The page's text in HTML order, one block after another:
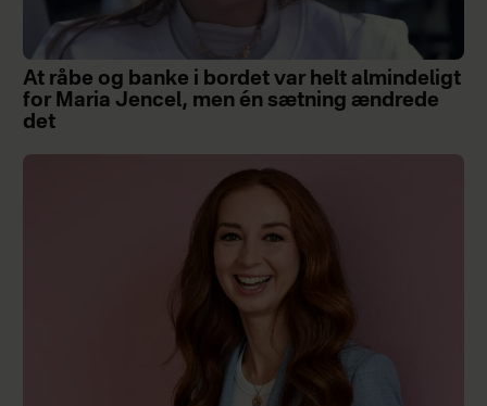
At råbe og banke i bordet var helt almindeligt
for Maria Jencel, men én sætning ændrede
det